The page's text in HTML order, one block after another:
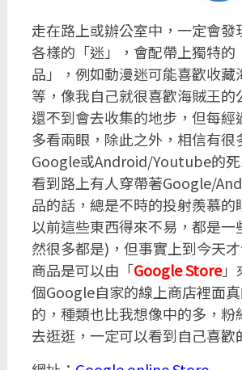
走在路上或辦公室中，一定會發
各樣的「迷」，會配帶上獨特的
品」，例如動漫迷可能喜歡收藏
等，像我自己就很喜歡海賊王的
還不到會去收集的地步，但每經
多看兩眼，除此之外，相信有很
Google或Android/Youtube的
看到路上有人穿帶著Google/
品的話，總是不時的投射羨慕的
以前這些東西得來不易，都是一
然很多都是)，但事實上到今天
商品是可以由「Google Store」
個Google自家的線上商店裡面
的，種類也比我想像中的多，粉
去逛逛，一定可以看到自己喜歡